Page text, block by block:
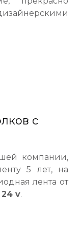
с
компании,
5 лет, на
лента от
24 v.